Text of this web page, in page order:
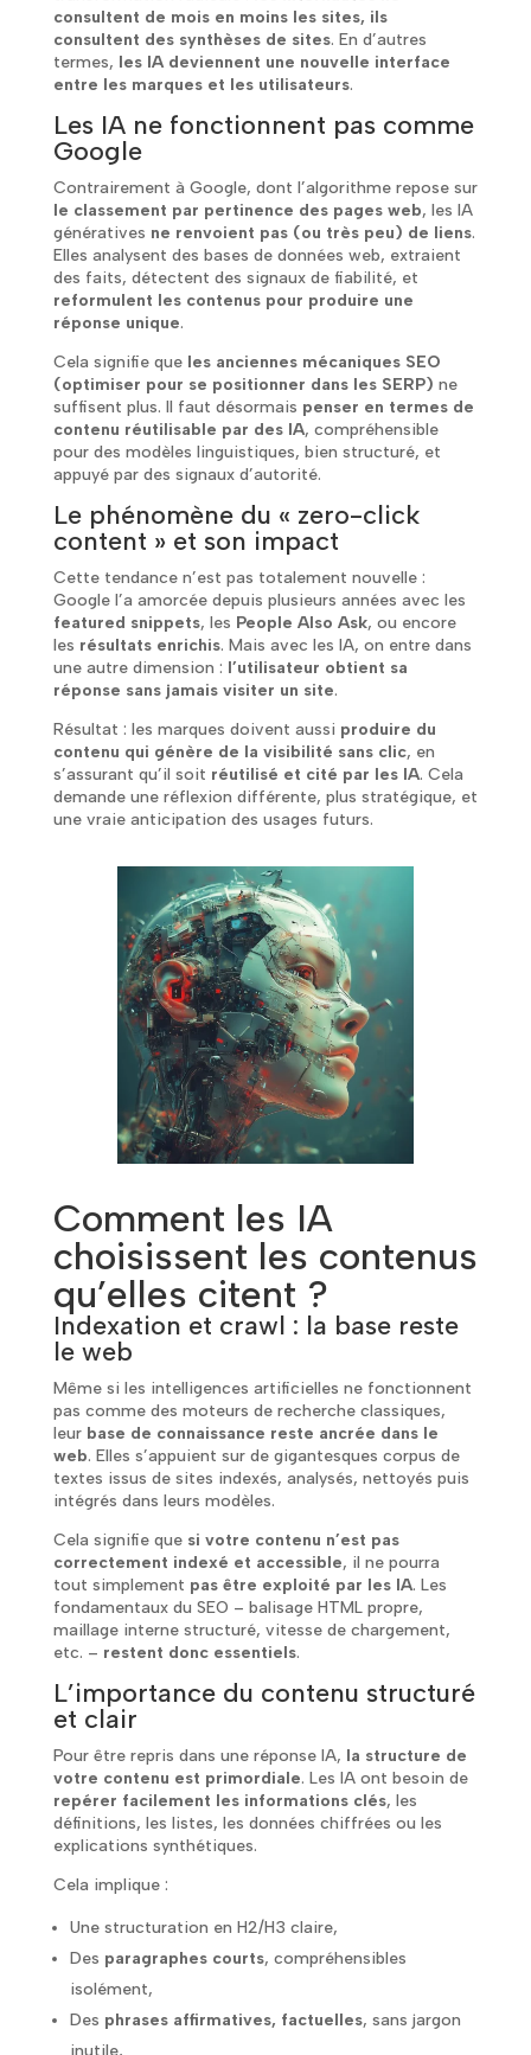
consultent de mois en moins les sites, ils
consultent des synthèses de sites. En d’autres
termes, les IA deviennent une nouvelle interface
entre les marques et les utilisateurs.
Les IA ne fonctionnent pas comme
Google
Contrairement à Google, dont l’algorithme repose sur
le classement par pertinence des pages web, les IA
génératives ne renvoient pas (ou très peu) de liens.
Elles analysent des bases de données web, extraient
des faits, détectent des signaux de fiabilité, et
reformulent les contenus pour produire une
réponse unique.
Cela signifie que les anciennes mécaniques SEO
(optimiser pour se positionner dans les SERP) ne
suffisent plus. Il faut désormais penser en termes de
contenu réutilisable par des IA, compréhensible
pour des modèles linguistiques, bien structuré, et
appuyé par des signaux d’autorité.
Le phénomène du « zero-click
content » et son impact
Cette tendance n’est pas totalement nouvelle :
Google l’a amorcée depuis plusieurs années avec les
featured snippets, les People Also Ask, ou encore
les résultats enrichis. Mais avec les IA, on entre dans
une autre dimension : l’utilisateur obtient sa
réponse sans jamais visiter un site.
Résultat : les marques doivent aussi produire du
contenu qui génère de la visibilité sans clic, en
s’assurant qu’il soit réutilisé et cité par les IA. Cela
demande une réflexion différente, plus stratégique, et
une vraie anticipation des usages futurs.
Comment les IA
choisissent les contenus
qu’elles citent ?
Indexation et crawl : la base reste
le web
Même si les intelligences artificielles ne fonctionnent
pas comme des moteurs de recherche classiques,
leur base de connaissance reste ancrée dans le
web. Elles s’appuient sur de gigantesques corpus de
textes issus de sites indexés, analysés, nettoyés puis
intégrés dans leurs modèles.
Cela signifie que si votre contenu n’est pas
correctement indexé et accessible, il ne pourra
tout simplement pas être exploité par les IA. Les
fondamentaux du SEO – balisage HTML propre,
maillage interne structuré, vitesse de chargement,
etc. – restent donc essentiels.
L’importance du contenu structuré
et clair
Pour être repris dans une réponse IA, la structure de
votre contenu est primordiale. Les IA ont besoin de
repérer facilement les informations clés, les
définitions, les listes, les données chiffrées ou les
explications synthétiques.
Cela implique :
Une structuration en H2/H3 claire,
Des paragraphes courts, compréhensibles
isolément,
Des phrases affirmatives, factuelles, sans jargon
inutile,